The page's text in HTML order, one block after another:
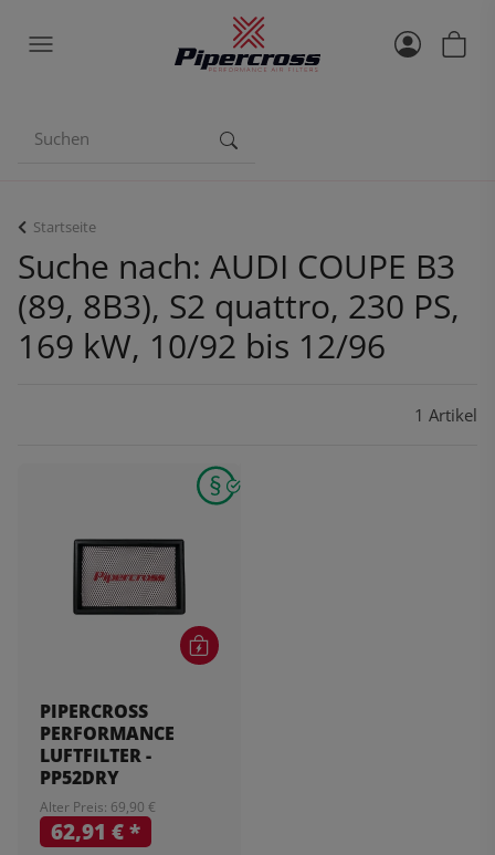
Startseite
Suche nach: AUDI COUPE B3
(89, 8B3), S2 quattro, 230 PS,
169 kW, 10/92 bis 12/96
1 Artikel
PIPERCROSS
PERFORMANCE
LUFTFILTER -
PP52DRY
Alter Preis: 69,90 €
62,91 €*